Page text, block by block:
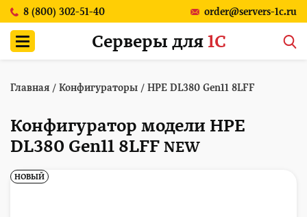
8 (800) 302-51-40 order@servers-1c.ru
Серверы для 1С
Главная / Конфигураторы / HPE DL380 Gen11 8LFF
Конфигуратор модели HPE
DL380 Gen11 8LFF NEW
НОВЫЙ